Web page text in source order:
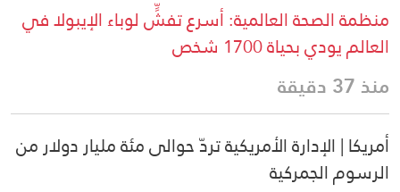
منظمة الصحة العالمية: أسرع تفشٍّ لوباء الإيبولا في
العالم يودي بحياة 1700 شخص
منذ 37 دقيقة
أمريكا | الإدارة الأمريكية تردّ حوالى مئة مليار دولار من
الرسوم الجمركية